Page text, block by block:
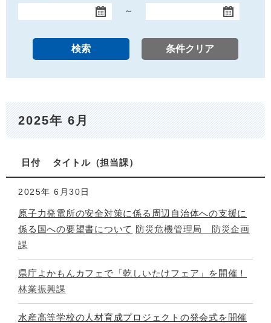
開始日
～
終了日
2025年 6月
日付 タイトル 担当課
2025年 6月30日
原子力発電所の安全対策に係る周辺自治体への支援に
係る国への要望書について 防災危機管理局 防災企画
課
県庁よかもんカフェで「乾しいたけフェア」を開催！
林業振興課
水産高等学校の人材育成プロジェクトの発会式を開催